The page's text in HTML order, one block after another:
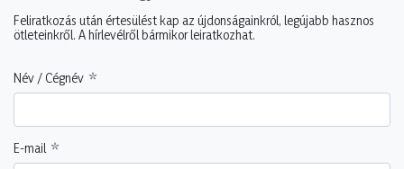
Feliratkozás után értesülést kap az újdonságainkról, legújabb hasznos
ötleteinkről. A hírlevélről bármikor leiratkozhat.
Név / Cégnév
E-mail